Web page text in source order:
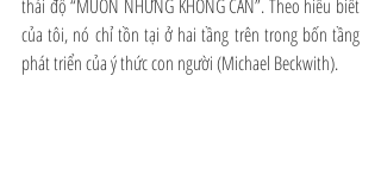
thái độ “MUỐN NHƯNG KHÔNG CẦN”. Theo hiểu biết
của tôi, nó chỉ tồn tại ở hai tầng trên trong bốn tầng
phát triển của ý thức con người (Michael Beckwith).